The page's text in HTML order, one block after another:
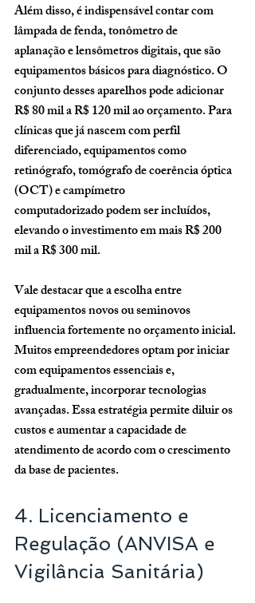
Além disso, é indispensável contar com
lâmpada de fenda, tonômetro de
aplanação e lensômetros digitais, que são
equipamentos básicos para diagnóstico. O
conjunto desses aparelhos pode adicionar
R$ 80 mil a R$ 120 mil ao orçamento. Para
clínicas que já nascem com perfil
diferenciado, equipamentos como
retinógrafo, tomógrafo de coerência óptica
(OCT) e campímetro
computadorizado podem ser incluídos,
elevando o investimento em mais R$ 200
mil a R$ 300 mil.
Vale destacar que a escolha entre
equipamentos novos ou seminovos
influencia fortemente no orçamento inicial.
Muitos empreendedores optam por iniciar
com equipamentos essenciais e,
gradualmente, incorporar tecnologias
avançadas. Essa estratégia permite diluir os
custos e aumentar a capacidade de
atendimento de acordo com o crescimento
da base de pacientes.
4. Licenciamento e
Regulação (ANVISA e
Vigilância Sanitária)